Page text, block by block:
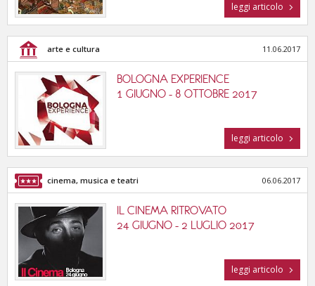
leggi articolo
arte e cultura 11.06.2017
BOLOGNA EXPERIENCE
1 GIUGNO - 8 OTTOBRE 2017
leggi articolo
cinema, musica e teatri 06.06.2017
IL CINEMA RITROVATO
24 GIUGNO - 2 LUGLIO 2017
leggi articolo